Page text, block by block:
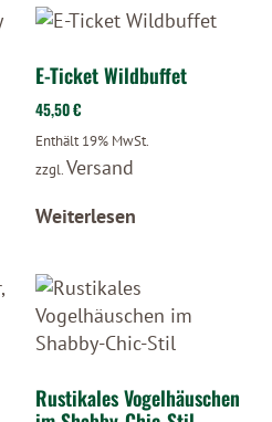
E-Ticket Wildbuffet
45,50€
Enthält 19% MwSt.
zzgl.Versand
Weiterlesen
Rustikales Vogelhäuschen